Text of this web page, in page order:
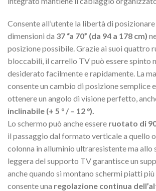
Consente all’utente la libertà di
dimensioni da 37 “a 70” (da 94 a 178 cm)
posizione possibile. Grazie ai suoi quattro
bloccabili, il carrello TV può essere spinto
desiderato facilmente e rapidamente. La
consente un cambio di posizione semplice
ottenere un angolo di visione perfetto,
inclinabile (+ 5 ° / – 12 °).
Lo schermo può anche essere ruotato di
il passaggio dal formato verticale a quello
colonna in alluminio ultraresistente ma allo
leggera del supporto TV garantisce un
anche quando si montano schermi piatti più
consente una regolazione continua